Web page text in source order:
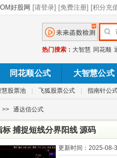
热门搜索： 大智慧 同花顺
同花顺公式 大智慧公式
慧股票池 飞狐股票公式 指南针公
>> 通达信公式
捕捉短线分界阳线 源码
更新时间： 2025-08-